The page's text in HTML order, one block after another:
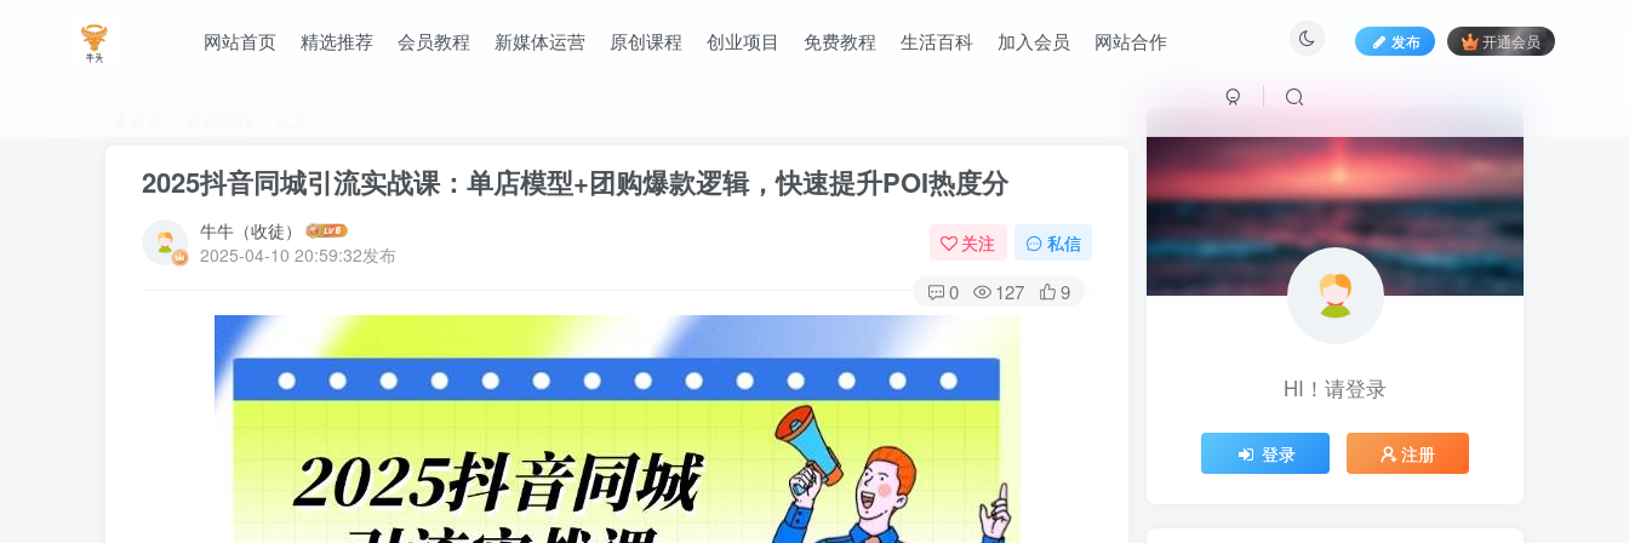
网站首页 精选推荐 会员教程 新媒体运营 原创课程 创业项目 免费教程 生活百科 加入会员 网站合作 发布 开通会员
2025抖音同城引流实战课：单店模型+团购爆款逻辑，快速提升POI热度分
牛牛（收徒）
2025-04-10 20:59:32发布
关注 私信
0 127 9
HI！请登录
HI！请登录
登录 注册